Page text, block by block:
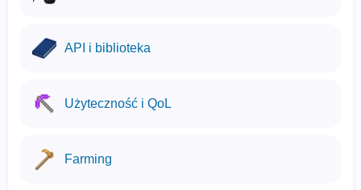
API i biblioteka
Użyteczność i QoL
Farming